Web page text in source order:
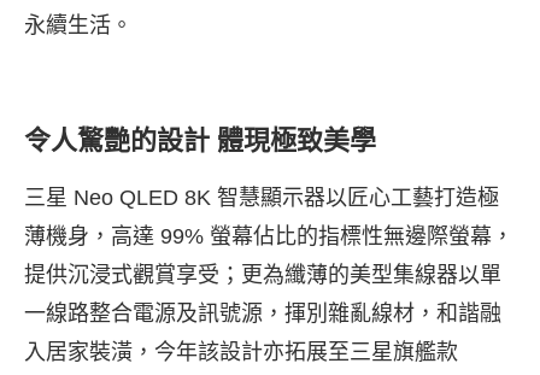
永續生活。
令人驚艷的設計 體現極致美學
三星 Neo QLED 8K 智慧顯示器以匠心工藝打造極
薄機身，高達 99% 螢幕佔比的指標性無邊際螢幕，
提供沉浸式觀賞享受；更為纖薄的美型集線器以單
一線路整合電源及訊號源，揮別雜亂線材，和諧融
入居家裝潢，今年該設計亦拓展至三星旗艦款